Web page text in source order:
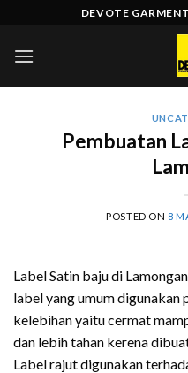
content
DEVOTE
Pembuatan
POSTED ON 8
Label Satin baju di
label yang umum digunakan
kelebihan yaitu cermat
dan lebih tahan kerena
Label rajut digunakan